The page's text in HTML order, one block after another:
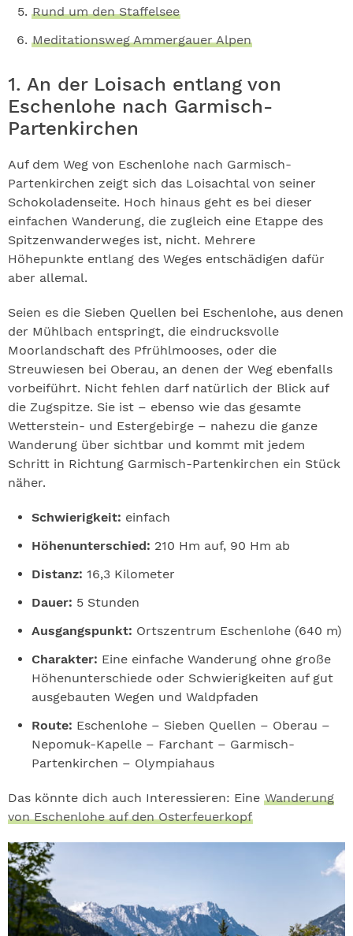
Rund um den Staffelsee
Meditationsweg Ammergauer Alpen
1. An der Loisach entlang von
Eschenlohe nach Garmisch-
Partenkirchen
Auf dem Weg von Eschenlohe nach Garmisch-
Partenkirchen zeigt sich das Loisachtal von seiner
Schokoladenseite. Hoch hinaus geht es bei dieser
einfachen Wanderung, die zugleich eine Etappe des
Spitzenwanderweges ist, nicht. Mehrere
Höhepunkte entlang des Weges entschädigen dafür
aber allemal.
Seien es die Sieben Quellen bei Eschenlohe, aus denen
der Mühlbach entspringt, die eindrucksvolle
Moorlandschaft des Pfrühlmooses, oder die
Streuwiesen bei Oberau, an denen der Weg ebenfalls
vorbeiführt. Nicht fehlen darf natürlich der Blick auf
die Zugspitze. Sie ist – ebenso wie das gesamte
Wetterstein- und Estergebirge – nahezu die ganze
Wanderung über sichtbar und kommt mit jedem
Schritt in Richtung Garmisch-Partenkirchen ein Stück
näher.
Schwierigkeit: einfach
Höhenunterschied: 210 Hm auf, 90 Hm ab
Distanz: 16,3 Kilometer
Dauer: 5 Stunden
Ausgangspunkt: Ortszentrum Eschenlohe (640 m)
Charakter: Eine einfache Wanderung ohne große
Höhenunterschiede oder Schwierigkeiten auf gut
ausgebauten Wegen und Waldpfaden
Route: Eschenlohe – Sieben Quellen – Oberau –
Nepomuk-Kapelle – Farchant – Garmisch-
Partenkirchen – Olympiahaus
Das könnte dich auch Interessieren: Eine Wanderung
von Eschenlohe auf den Osterfeuerkopf